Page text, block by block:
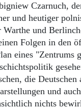
Czarnuch,
und heutiger
und
Folgen in den
eines "Zentrums
die Deutschen
und
nichts